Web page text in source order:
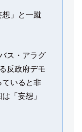
」と一蹴
ス・アラグ
反政府デモ
ていると非
「妄想」